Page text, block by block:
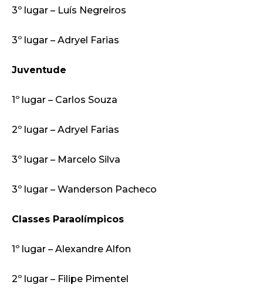
3º lugar – Luís Negreiros
3º lugar – Adryel Farias
Juventude
1º lugar – Carlos Souza
2º lugar – Adryel Farias
3º lugar – Marcelo Silva
3º lugar – Wanderson Pacheco
Classes Paraolímpicos
1º lugar – Alexandre Alfon
2º lugar – Filipe Pimentel